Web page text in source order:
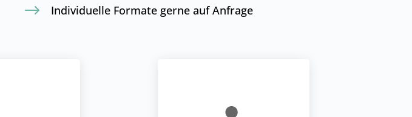
$ Individuelle Formate gerne auf Anfrage